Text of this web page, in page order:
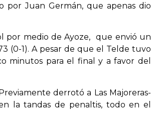
por Juan Germán, que apenas dio
por medio de Ayoze, que envió un
(0-1). A pesar de que el Telde tuvo
minutos para el final y a favor del
derrotó a Las Majoreras-
la tandas de penaltis, todo en el